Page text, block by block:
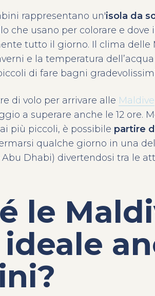
rappresentano un'isola da
che usano per colorare e
tutto il giorno. Il clima delle
e la temperatura
di fare bagni
di volo per arrivare alle Maldive
a superare anche le 12 ore.
più piccoli, è possibile partire
qualche giorno in una
Dhabi) divertendosi tra le
le